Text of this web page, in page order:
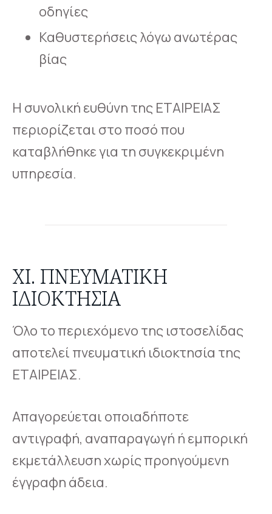
οδηγίες
Καθυστερήσεις λόγω ανωτέρας
βίας
Η συνολική ευθύνη της ΕΤΑΙΡΕΙΑΣ
περιορίζεται στο ποσό που
καταβλήθηκε για τη συγκεκριμένη
υπηρεσία.
XI. ΠΝΕΥΜΑΤΙΚΉ
ΙΔΙΟΚΤΗΣΊΑ
Όλο το περιεχόμενο της ιστοσελίδας
αποτελεί πνευματική ιδιοκτησία της
ΕΤΑΙΡΕΙΑΣ.
Απαγορεύεται οποιαδήποτε
αντιγραφή, αναπαραγωγή ή εμπορική
εκμετάλλευση χωρίς προηγούμενη
έγγραφη άδεια.